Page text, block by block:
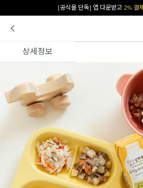
카카오 플친 추가하면1천원 즉
상세정보